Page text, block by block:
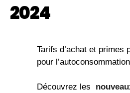
2024
Tarifs d’achat et primes
pour
Découvrez les